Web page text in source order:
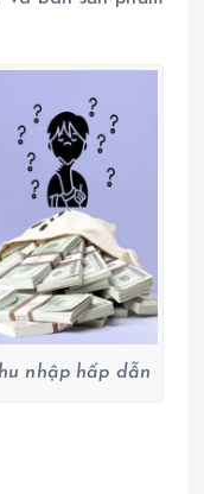
nhập hấp dẫn